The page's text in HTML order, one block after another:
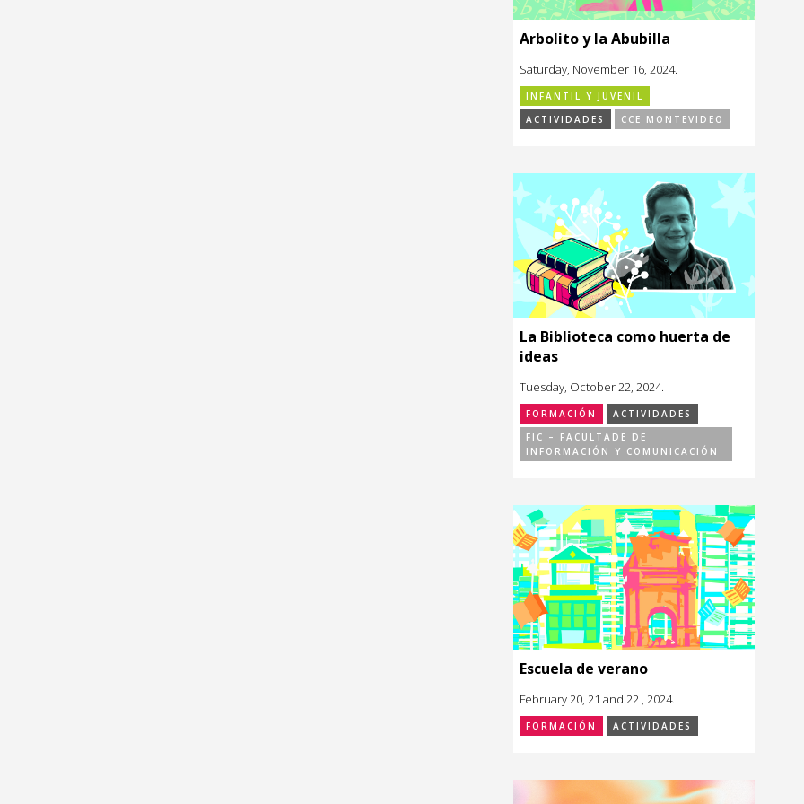
Arbolito y la Abubilla
Saturday, November 16, 2024.
INFANTIL Y JUVENIL
ACTIVIDADES
CCE MONTEVIDEO
La Biblioteca como huerta de
ideas
Tuesday, October 22, 2024.
FORMACIÓN
ACTIVIDADES
FIC – FACULTADE DE
INFORMACIÓN Y COMUNICACIÓN
Escuela de verano
February 20, 21 and 22 , 2024.
FORMACIÓN ACTIVIDADES